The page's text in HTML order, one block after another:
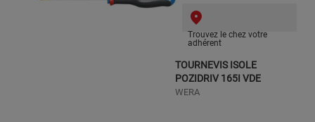
Trouvez le chez votre
adhérent
TOURNEVIS ISOLE
POZIDRIV 165I VDE
WERA